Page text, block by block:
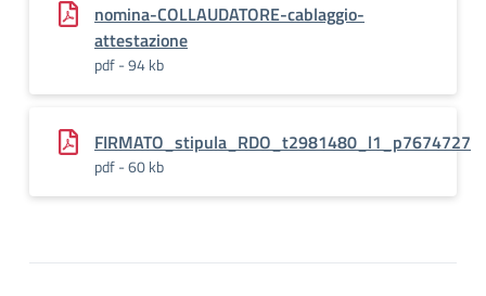
nomina-COLLAUDATORE-cablaggio-
attestazione
pdf - 94 kb
FIRMATO_stipula_RDO_t2981480_l1_p7674727
pdf - 60 kb